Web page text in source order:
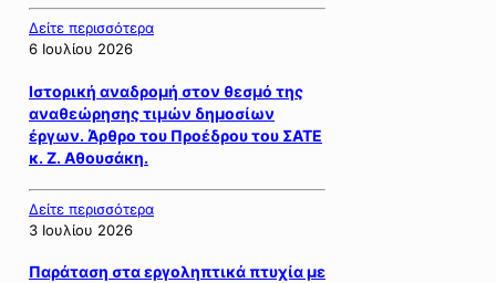
Δείτε περισσότερα
6 Ιουλίου 2026
Ιστορική αναδρομή στον θεσμό της
αναθεώρησης τιμών δημοσίων
έργων. Άρθρο του Προέδρου του ΣΑΤΕ
κ. Ζ. Αθουσάκη.
Δείτε περισσότερα
3 Ιουλίου 2026
Παράταση στα εργοληπτικά πτυχία με